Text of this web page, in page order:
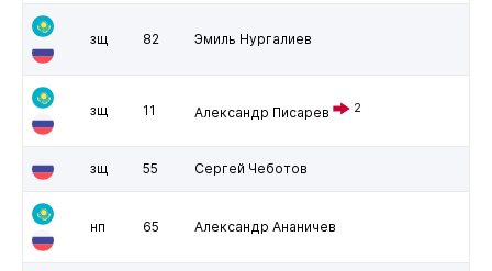
зщ 82 Эмиль Нургалиев
зщ 11 Александр Писарев 2
зщ 55 Сергей Чеботов
нп 65 Александр Ананичев